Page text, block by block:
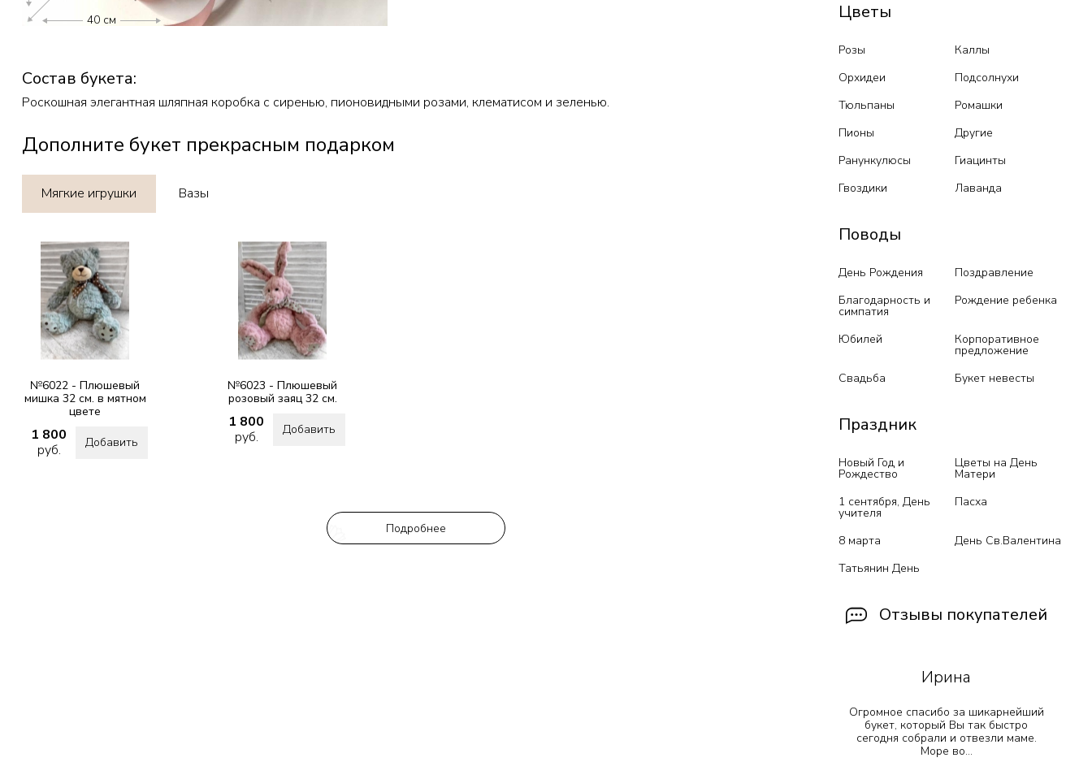
40 см
Состав букета:
Роскошная элегантная шляпная коробка с сиренью, пионовидными розами, клематисом и зеленью.
Дополните букет прекрасным подарком
Мягкие игрушки Вазы
№6022 - Плюшевый
мишка 32 см. в мятном
цвете
1 800
руб.
Добавить
№6023 - Плюшевый
розовый заяц 32 см.
1 800
руб.
Добавить
Подробнее
Цветы
Розы
Каллы
Орхидеи
Подсолнухи
Тюльпаны
Ромашки
Пионы
Другие
Ранункулюсы
Гиацинты
Гвоздики
Лаванда
Поводы
День Рождения
Поздравление
Благодарность и
симпатия
Рождение ребенка
Юбилей Корпоративное
предложение
Свадьба
Букет невесты
Праздник
Новый Год и
Рождество
Цветы на День
Матери
1 сентября, День
учителя
Пасха
8 марта
День Св.Валентина
Татьянин День
Отзывы покупателей
Ирина
Огромное спасибо за шикарнейший
букет, который Вы так быстро
сегодня собрали и отвезли маме.
Море во...